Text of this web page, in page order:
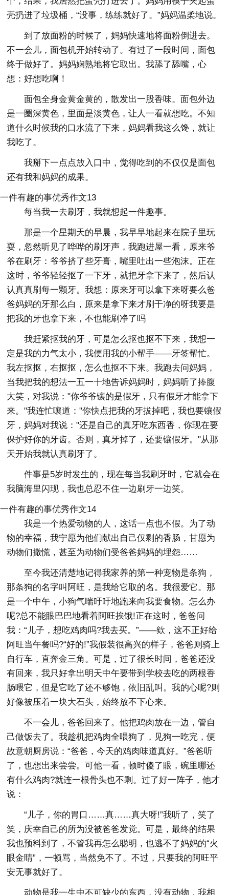
壳扔进了垃圾桶，“没事，练练就好了。”妈妈温柔地说。
到了放面粉的时候了，妈妈快速地将面粉倒进去。
不一会儿，面包机开始转动了。有过了一段时间，面包
终于做好了。妈妈娴熟地将它取出。我舔了舔嘴，心
想：好想吃啊！
面包全身金黄金黄的，散发出一股香味。面包外边
是一圈深黄色，里面是淡黄色，让人一看就想吃。不知
道什么时候我的口水流了下来，妈妈看我这么馋，就让
我吃了。
我掰下一点点放入口中，觉得吃到的不仅仅是面包
还有我和妈妈的成果。
一件有趣的事优秀作文13
每当我一去刷牙，我就想起一件趣事。
那是一个星期天的早晨，我早早地起来在院子里玩
耍，忽然听见了哗哗的刷牙声，我跑进屋一看，原来爷
爷在刷牙：爷爷挤了些牙膏，嘴里吐出一些泡沫。正在
这时，爷爷轻轻抠了一下牙，就把牙拿下来了，然后认
认真真刷每一颗牙。我想：原来牙可以拿下来呀要么爸
爸妈妈的牙那么白，原来是拿下来才刷干净的呀我要是
把我的牙也拿下来，不也能刷净了吗
我赶紧抠我的牙，可是怎么抠也抠不下来，我想一
定是我的力气太小，我便用我的小帮手——牙签帮忙。
我左抠抠，右抠抠，怎么也抠不下来。我跑去问妈妈，
当我把我的想法一五一十地告诉妈妈时，妈妈听了捧腹
大笑，对我说："你爷爷镶的是假牙，只有假牙才能拿下
来。"我连忙嚷道："你快点把我的牙拔掉吧，我也要镶假
牙，妈妈对我说："还是自己的真牙吃东西香，你现在要
保护好你的牙齿。否则，真牙掉了，还要镶假牙。"从那
天开始我就认真刷牙了。
件事是5岁时发生的，现在每当我刷牙时，它就会在
我脑海里闪现，我也总忍不住一边刷牙一边笑。
一件有趣的事优秀作文14
我是一个热爱动物的人，这话一点也不假。为了动
物的幸福，我宁愿为他们献出自己仅剩的香肠，甘愿为
动物们撒慌，甚至为动物们受爸爸妈妈的埋怨……
至今我还清楚地记得我家养的第一种宠物是条狗，
那条狗的名字叫阿旺，是我给它取的名。我很爱它。那
是一个中午，小狗气喘吁吁地跑来向我要食物。怎么办
呢?总不能眼巴巴地看着阿旺挨饿!正在这时，爸爸问
我：“儿子，想吃鸡肉吗?我去买。”——欸，这不正好给
阿旺当午餐吗?“好的!”我假装很高兴的样子，爸爸则骑上
自行车，直奔金三角。可是，过了很长时间，爸爸还没
有回来，我只好拿出明天中午要带到学校去吃的两根香
肠喂它，但是它吃了还不够饱，依旧乱叫。我的心呢?则
好像被压着一块大石头，始终放不下心来。
不一会儿，爸爸回来了。他把鸡肉放在一边，管自
己做饭去了。我趁机把鸡肉全喂狗了，见狗一吃完，便
故意朝厨房说：“爸爸，今天的鸡肉味道真好。”爸爸听
了，也想出来尝尝。可他一看，顿时傻了眼，碗里哪还
有什么鸡肉?就连一根骨头也不剩。过了好一阵子，他才
说：
“儿子，你的胃口……真……真大呀!”我听了，笑了
笑，庆幸自己的所为没被爸爸发觉。可是，最终的结果
我也预料到了，不管我再怎么聪明，也逃不了妈妈的“火
眼金睛”，一顿骂，当然免不了。不过，只要我的阿旺平
安无事就好了。
动物是我一生中不可缺少的东西，没有动物，我相